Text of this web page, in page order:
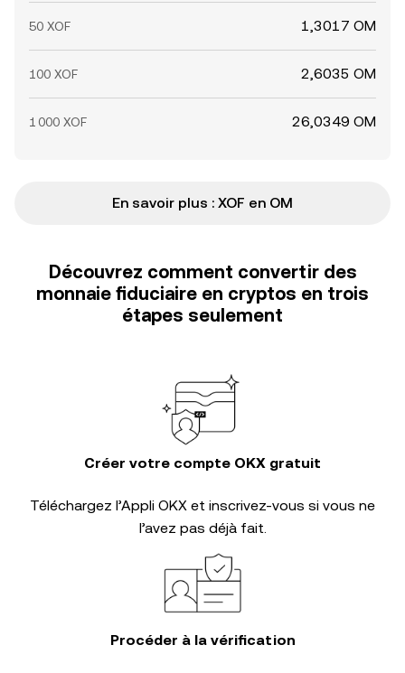
50 XOF 1,3017 OM
100 XOF 2,6035 OM
1 000 XOF 26,0349 OM
En savoir plus : XOF en OM
Découvrez comment convertir des
monnaie fiduciaire en cryptos en trois
étapes seulement
Créer votre compte OKX gratuit
Téléchargez l’Appli OKX et inscrivez-vous si vous ne
l’avez pas déjà fait.
Procéder à la vérification